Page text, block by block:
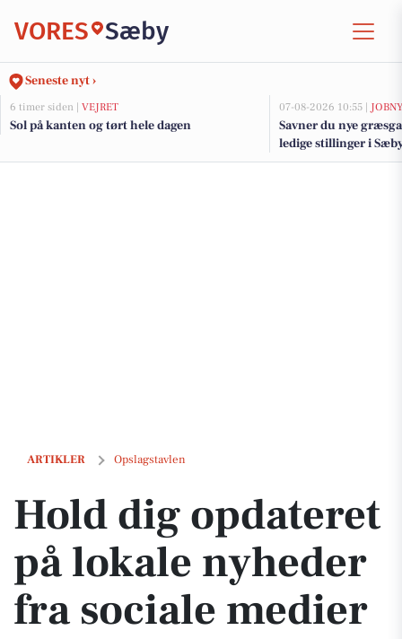
VORES Sæby
Seneste nyt ›
6 timer siden | VEJRET
Sol på kanten og tørt hele dagen
07-08-2026 10:55 |
Savner du nye
ledige stillinger i
ARTIKLER Opslagstavlen
Hold dig opdateret på lokale nyheder fra sociale medier
Hold dig opdateret
på lokale nyheder
fra sociale medier